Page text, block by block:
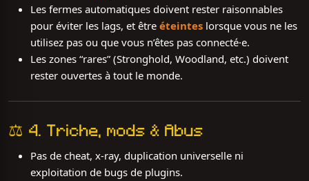
Les fermes automatiques doivent rester raisonnables
pour éviter les lags, et être éteintes lorsque vous ne les
utilisez pas ou que vous n’êtes pas connecté·e.
Les zones “rares” (Stronghold, Woodland, etc.) doivent
rester ouvertes à tout le monde.
⚖️ 4. Triche, mods & Abus
Pas de cheat, x-ray, duplication universelle ni
exploitation de bugs de plugins.